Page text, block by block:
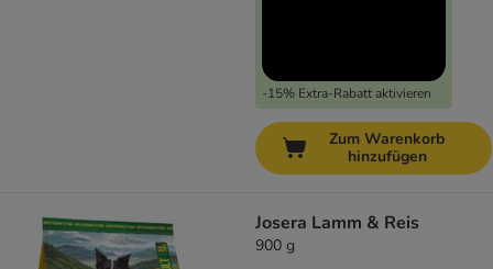
-15% Extra-Rabatt aktivieren
Zum Warenkorb
hinzufügen
Josera Lamm & Reis
900 g